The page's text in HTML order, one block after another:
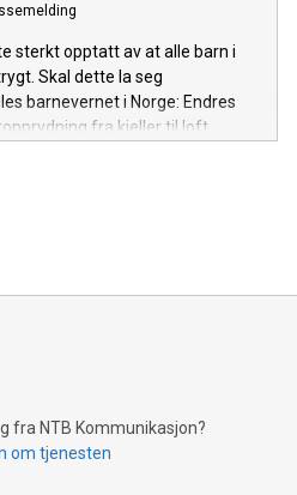
sterkt opptatt av at alle barn i
Skal dette la seg
barnevernet i Norge: Endres
fra kjeller til loft.
fra NTB Kommunikasjon?
om tjenesten